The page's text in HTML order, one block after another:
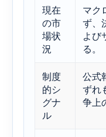
現在
の市
場状
況
マク
ず、
よび
る。
制度
的シ
グナ
ル
公式
ずれ
争上